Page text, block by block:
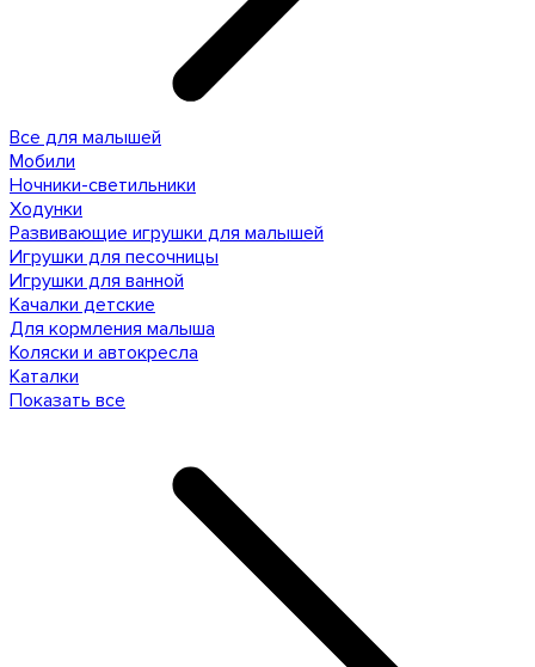
Все для малышей
Мобили
Ночники-светильники
Ходунки
Развивающие игрушки для малышей
Игрушки для песочницы
Игрушки для ванной
Качалки детские
Для кормления малыша
Коляски и автокресла
Каталки
Показать все